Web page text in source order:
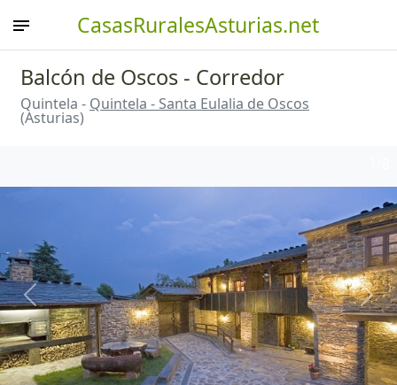
CasasRuralesAsturias.net
Balcón de Oscos - Corredor
Quintela - Quintela - Santa Eulalia de Oscos
(Asturias)
Anterior